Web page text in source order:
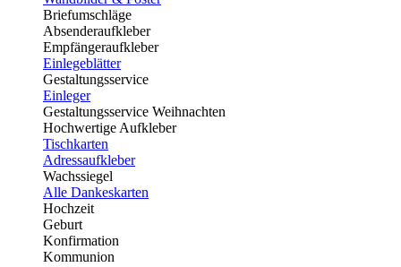
Briefumschläge
Absenderaufkleber
Empfängeraufkleber
Einlegeblätter
Gestaltungsservice
Einleger
Gestaltungsservice Weihnachten
Hochwertige Aufkleber
Tischkarten
Adressaufkleber
Wachssiegel
Alle Dankeskarten
Hochzeit
Geburt
Konfirmation
Kommunion